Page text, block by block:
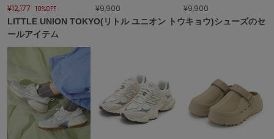
スイコック
SUPERGA
スワネ
TAW&TOE
トーアンドトー
¥12,177 10%OFF ¥9,900 ¥9,900
LITTLE UNION TOKYO(リトル ユニオン トウキョウ)シューズのセ
ールアイテム